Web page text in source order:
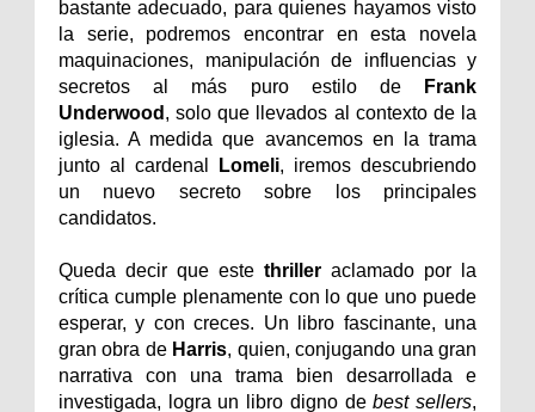
bastante adecuado, para quienes hayamos visto
la serie, podremos encontrar en esta novela
maquinaciones, manipulación de influencias y
secretos al más puro estilo de
Frank
Underwood , solo que llevados al contexto de la
iglesia. A medida que avancemos en la trama
junto al cardenal
Lomeli, iremos descubriendo
un nuevo secreto sobre los principales
candidatos.
Queda decir que este thriller aclamado por la
crítica cumple plenamente con lo que uno puede
esperar, y con creces. Un libro fascinante, una
gran obra de Harris, quien, conjugando una gran
narrativa con una trama bien desarrollada e
investigada, logra un libro digno debest sellers,